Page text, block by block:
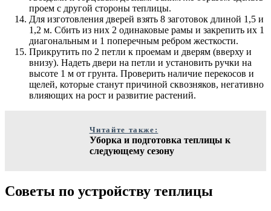
проем с другой стороны теплицы.
Для изготовления дверей взять 8 заготовок длиной 1,5 и
1,2 м. Сбить из них 2 одинаковые рамы и закрепить их 1
диагональным и 1 поперечным ребром жесткости.
Прикрутить по 2 петли к проемам и дверям (вверху и
внизу). Надеть двери на петли и установить ручки на
высоте 1 м от грунта. Проверить наличие перекосов и
щелей, которые станут причиной сквозняков, негативно
влияющих на рост и развитие растений.
Читайте также:
Уборка и подготовка теплицы к
следующему сезону
Советы по устройству теплицы